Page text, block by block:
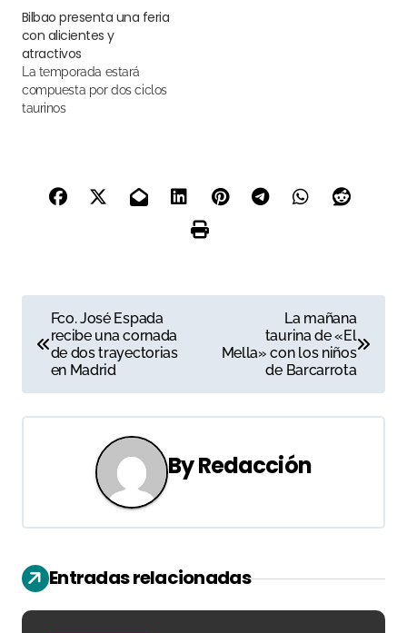
Bilbao presenta una feria
con alicientes y
atractivos
compuesta por dos ciclos
taurinos
a
v
e
c
i
ó
Fco. José Espada
recibe una cornada
de dos trayectorias
en Madrid
La mañana
taurina de «El
Mella» con los niños
de Barcarrota
ByRedacción
Entradas relacionadas